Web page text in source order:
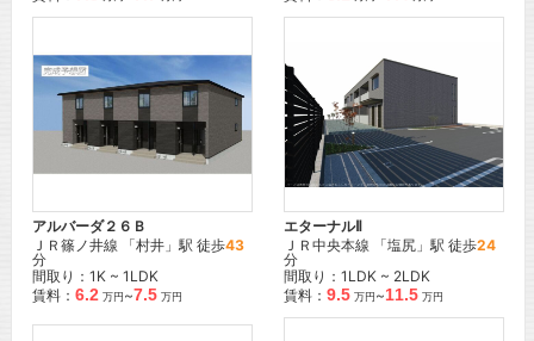
アルバーダ２６Ｂ
ＪＲ篠ノ井線 「村井」駅 徒歩43
分
間取り：1K ~ 1LDK
賃料： 6.2 万円~7.5 万円
エターナルⅡ
ＪＲ中央本線 「塩尻」駅 徒歩24
分
間取り：1LDK ~ 2LDK
賃料： 9.5 万円~11.5 万円